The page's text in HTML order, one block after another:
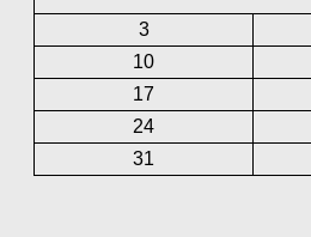
3
10
17
24
31